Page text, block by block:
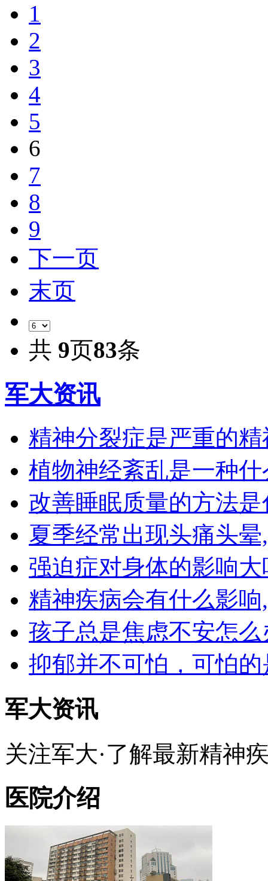
1
2
3
4
5
6
7
8
9
下一页
末页
共 9页83条
军大资讯
精神分裂症是严重的
植物神经紊乱是一种
改善睡眠质量的方法
夏季经常出现头痛头
强迫症对身体的影响
精神疾病会有什么影
孩子总是焦虑不安怎
抑郁并不可怕，可怕
军大资讯
关注军大·了解最新精神
医院介绍